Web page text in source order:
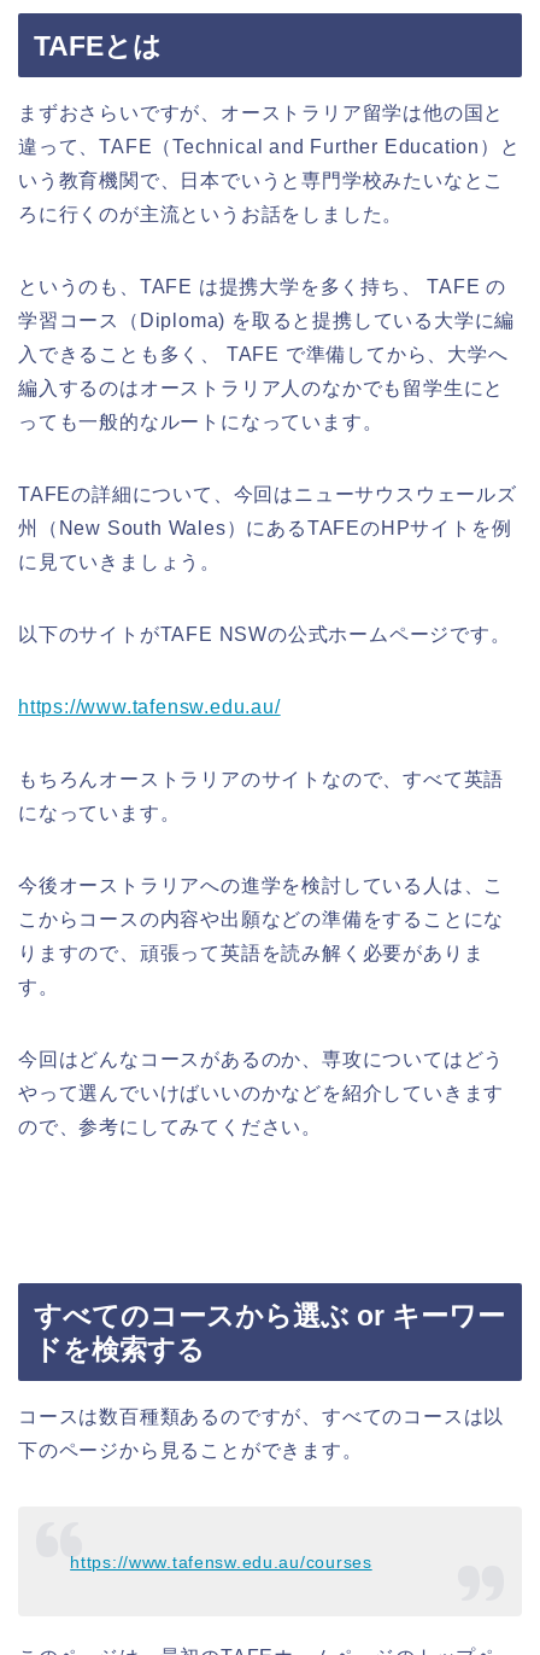
TAFEとは
まずおさらいですが、オーストラリア留学は他の国と
違って、TAFE （Technical and Further Education ）と
いう教育機関で、日本でいうと専門学校みたいなとこ
ろに行くのが主流というお話をしました。
というのも、 TAFE は提携大学を多く持ち、 TAFEの
学習コース（ Diploma) を取ると提携している大学に編
入できることも多く、
TAFE で準備してから、大学へ
編入するのはオーストラリア人のなかでも留学生にと
っても一般的なルートになっています。
TAFEの詳細について、今回はニューサウスウェールズ
州（ New South Wales）にあるTAFEのHPサイトを例
に見ていきましょう。
以下のサイトがTAFE NSWの公式ホームページです。
https://www.tafensw.edu.au/
もちろんオーストラリアのサイトなので、すべて英語
になっています。
今後オーストラリアへの進学を検討している人は、こ
こからコースの内容や出願などの準備をすることにな
りますので、頑張って英語を読み解く必要がありま
す。
今回はどんなコースがあるのか、専攻についてはどう
やって選んでいけばいいのかなどを紹介していきます
ので、参考にしてみてください。
すべてのコースから選ぶ or キーワー
ドを検索する
コースは数百種類あるのですが、すべてのコースは以
下のページから見ることができます。
https://www.tafensw.edu.au/courses